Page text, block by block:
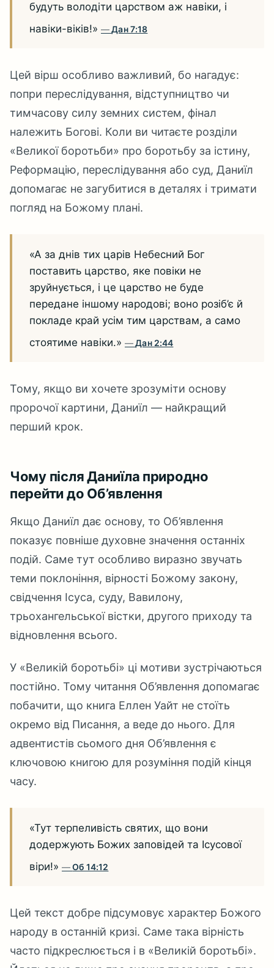
будуть володіти царством аж навіки, і
навіки-віків!»
Дан 7:18
Цей вірш особливо важливий, бо нагадує:
попри переслідування, відступництво чи
тимчасову силу земних систем, фінал
належить Богові. Коли ви читаєте розділи
«Великої боротьби» про боротьбу за істину,
Реформацію, переслідування або суд, Даниїл
допомагає не загубитися в деталях і тримати
погляд на Божому плані.
«А за днів тих царів Небесний Бог
поставить царство, яке повіки не
зруйнується, і це царство не буде
передане іншому народові; воно розіб’є й
покладе край усім тим царствам, а само
стоятиме навіки.»
Дан 2:44
Тому, якщо ви хочете зрозуміти основу
пророчої картини, Даниїл — найкращий
перший крок.
Чому після Даниїла природно
перейти до Об’явлення
Якщо Даниїл дає основу, то Об’явлення
показує повніше духовне значення останніх
подій. Саме тут особливо виразно звучать
теми поклоніння, вірності Божому закону,
свідчення Ісуса, суду, Вавилону,
трьохангельської вістки, другого приходу та
відновлення всього.
У «Великій боротьбі» ці мотиви зустрічаються
постійно. Тому читання Об’явлення допомагає
побачити, що книга Еллен Уайт не стоїть
окремо від Писання, а веде до нього. Для
адвентистів сьомого дня Об’явлення є
ключовою книгою для розуміння подій кінця
часу.
«Тут терпеливість святих, що вони
додержують Божих заповідей та Ісусової
віри!»
Об 14:12
Цей текст добре підсумовує характер Божого
народу в останній кризі. Саме така вірність
часто підкреслюється і в «Великій боротьбі».